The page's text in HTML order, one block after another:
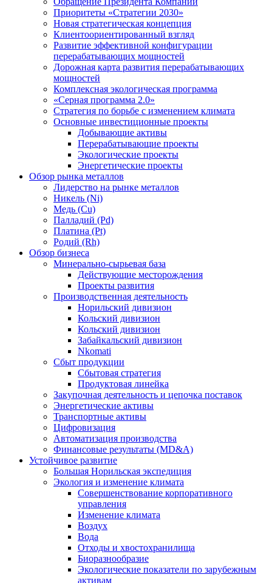
Приоритеты «Стратегии 2030»
Новая стратегическая концепция
Клиентоориентированный взгляд
Развитие эффективной конфигурации
перерабатывающих мощностей
Дорожная карта развития перерабатывающих
мощностей
Комплексная экологическая программа
«Серная программа 2.0»
Стратегия по борьбе с изменением климата
Основные инвестиционные проекты
Добывающие активы
Перерабатывающие проекты
Экологические проекты
Энергетические проекты
Обзор рынка металлов
Лидерство на рынке металлов
Никель (Ni)
Медь (Cu)
Палладий (Pd)
Платина (Pt)
Родий (Rh)
Обзор бизнеса
Минерально-сырьевая база
Действующие месторождения
Проекты развития
Производственная деятельность
Норильский дивизион
Кольский дивизион
Кольский дивизион
Забайкальский дивизион
Nkomati
Сбыт продукции
Сбытовая стратегия
Продуктовая линейка
Закупочная деятельность и цепочка поставок
Энергетические активы
Транспортные активы
Цифровизация
Автоматизация производства
Финансовые результаты (MD&A)
Устойчивое развитие
Большая Норильская экспедиция
Экология и изменение климата
Совершенствование корпоративного
управления
Изменение климата
Воздух
Вода
Отходы и хвостохранилища
Биоразнообразие
Экологические показатели по зарубежным
активам